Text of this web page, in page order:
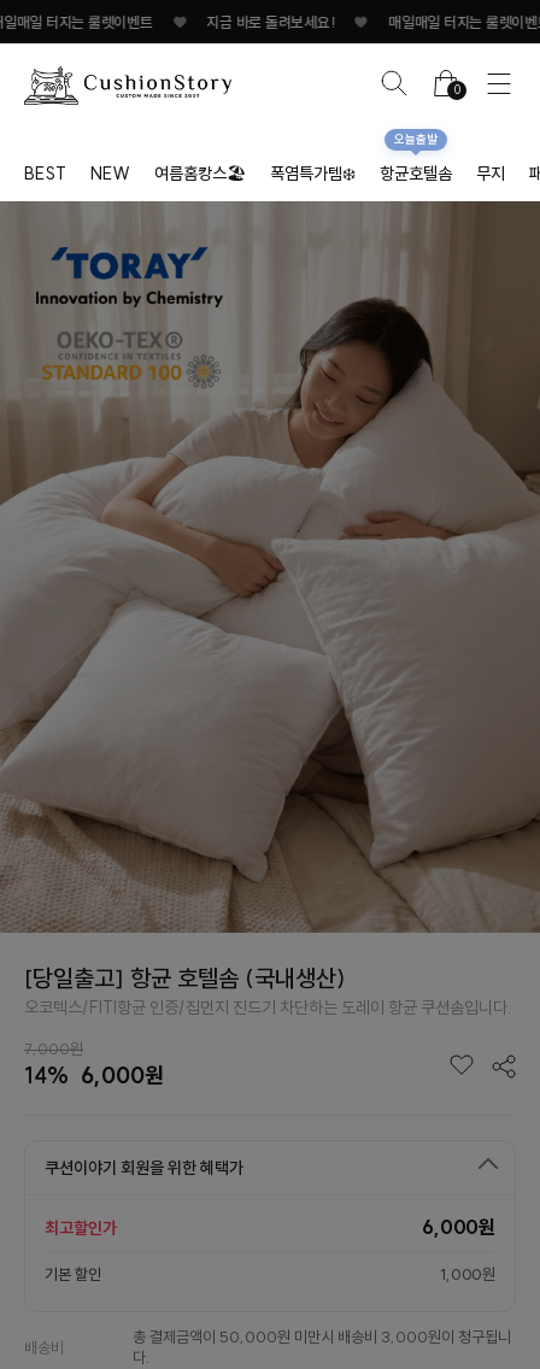
룰렛이벤트 ♥ 지금 바로 돌려보세요! ♥ 매일매일 터지는 룰렛이벤트 ♥
0
BEST NEW 여름홈캉스🏖 폭염특가템❄️ 항균호텔솜
오늘출발
무지
[당일출고] 항균 호텔솜 (국내생산)
오코텍스/FITI항균 인증/집먼지 진드기 차단하는 도레이 항균 쿠션솜입니다.
7,000원
14% 6,000원
쿠션이야기 회원을 위한 혜택가
최고할인가 6,000원
기본 할인 1,000원
배송비
총 결제금액이 50,000원 미만시 배송비 3,000원이 청구됩니
다.